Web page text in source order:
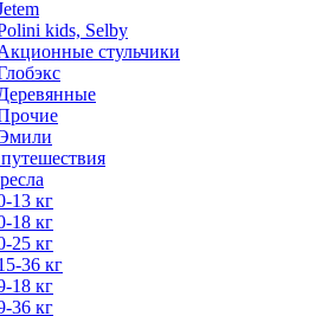
kids, Selby
стульчики
13 кг
18 кг
25 кг
36 кг
18 кг
36 кг